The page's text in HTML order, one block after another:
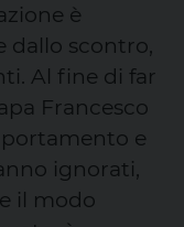
è
dallo scontro,
Al fine di far
Francesco
e
ignorati,
il modo